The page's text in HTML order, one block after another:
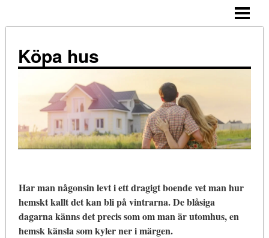
TIPS
NÄR KÖPA?
KOSTNADER
BLOGG
Köpa hus
Har man någonsin levt i ett dragigt boende vet man hur
hemskt kallt det kan bli på vintrarna. De blåsiga
dagarna känns det precis som om man är utomhus, en
hemsk känsla som kyler ner i märgen.